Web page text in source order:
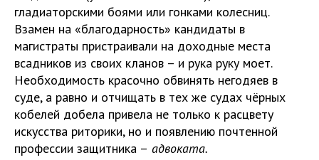
гладиаторскими боями или гонками колесниц.
Взамен на «благодарность» кандидаты в
магистраты пристраивали на доходные места
всадников из своих кланов – и рука руку моет.
Необходимость красочно обвинять негодяев в
суде, а равно и отчищать в тех же судах чёрных
кобелей добела привела не только к расцвету
искусства риторики, но и появлению почтенной
профессии защитника – адвоката.